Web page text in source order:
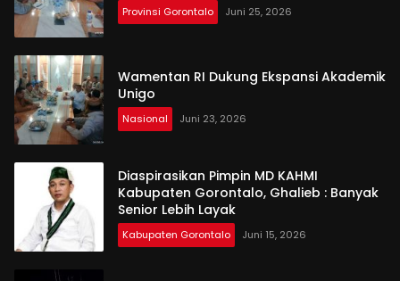
Provinsi Gorontalo Juni 25, 2026
Wamentan RI Dukung Ekspansi Akademik
Unigo
Nasional Juni 23, 2026
Diaspirasikan Pimpin MD KAHMI
Kabupaten Gorontalo, Ghalieb : Banyak
Senior Lebih Layak
Kabupaten Gorontalo Juni 15, 2026